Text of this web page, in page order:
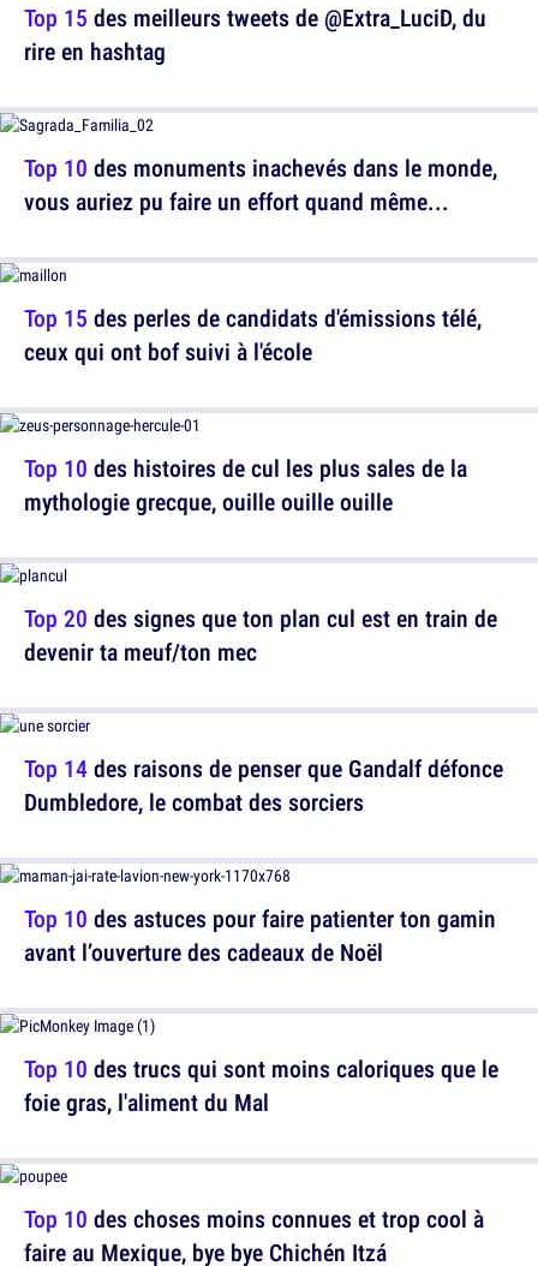
Top 15 des meilleurs tweets de @Extra_LuciD, du
rire en hashtag
Top 15 des perles de candidats d'émissions télé,
ceux qui ont bof suivi à l'école
Top 20 des signes que ton plan cul est en train de
devenir ta meuf/ton mec
Top 10 des astuces pour faire patienter ton gamin
avant l’ouverture des cadeaux de Noël
Top 10 des choses moins connues et trop cool à
faire au Mexique, bye bye Chichén Itzá
Top 10 des monuments inachevés dans le monde,
vous auriez pu faire un effort quand même...
Top 10 des histoires de cul les plus sales de la
mythologie grecque, ouille ouille ouille
Top 14des raisons de penser que Gandalf défonce
Dumbledore, le combat des sorciers
Top 10 des trucs qui sont moins caloriques que le
foie gras, l'aliment du Mal